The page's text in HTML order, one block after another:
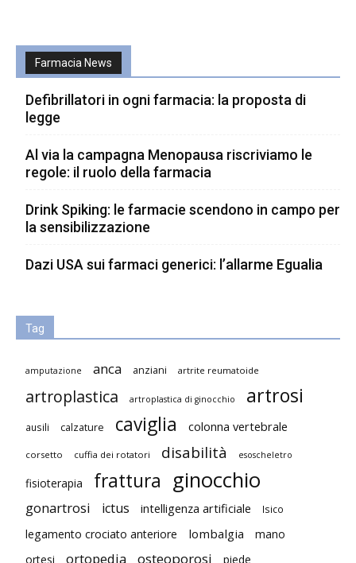
Farmacia News
Defibrillatori in ogni farmacia: la proposta di
legge
Al via la campagna Menopausa riscriviamo le
regole: il ruolo della farmacia
Drink Spiking: le farmacie scendono in campo per
la sensibilizzazione
Dazi USA sui farmaci generici: l’allarme Egualia
Tag
amputazione anca anziani artrite reumatoide
artroplastica artroplastica di ginocchio artrosi
ausili calzature caviglia colonna vertebrale
corsetto cuffia dei rotatori disabilità esoscheletro
fisioterapia frattura ginocchio
gonartrosi ictus intelligenza artificiale Isico
legamento crociato anteriore lombalgia
mano
ortesi
ortopedia osteoporosi piede